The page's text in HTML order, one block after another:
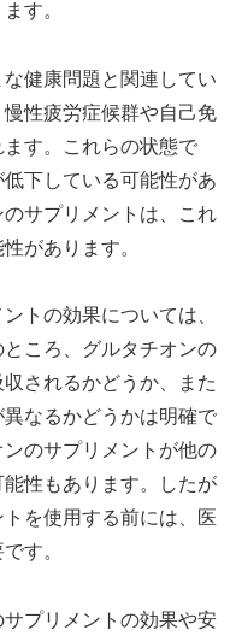
す。
健康問題と関連してい
性疲労症候群や自己免
す。これらの状態で
下している可能性があ
サプリメントは、これ
があります。
トの効果については、
ころ、グルタチオンの
されるかどうか、また
なるかどうかは明確で
のサプリメントが他の
性もあります。したが
を使用する前には、医
す。
プリメントの効果や安